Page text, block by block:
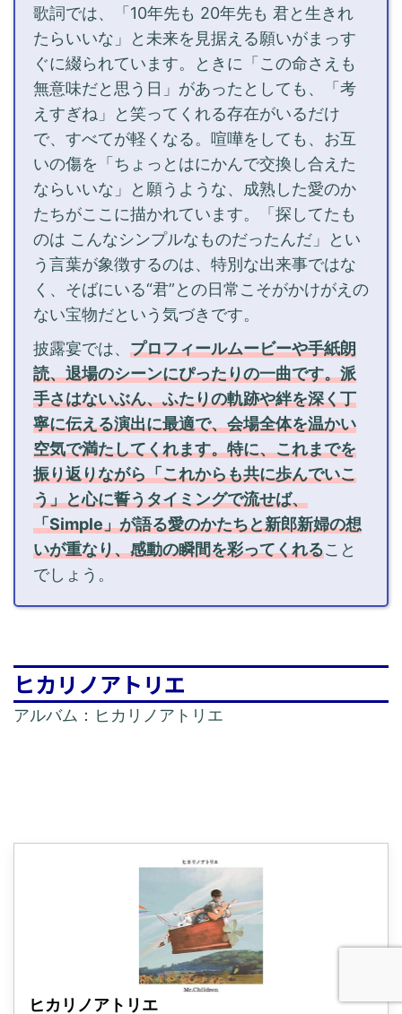
歌詞では、「10年先も 20年先も 君と生きれ
たらいいな」と未来を見据える願いがまっす
ぐに綴られています。ときに「この命さえも
無意味だと思う日」があったとしても、「考
えすぎね」と笑ってくれる存在がいるだけ
で、すべてが軽くなる。喧嘩をしても、お互
いの傷を「ちょっとはにかんで交換し合えた
ならいいな」と願うような、成熟した愛のか
たちがここに描かれています。「探してたも
のは こんなシンプルなものだったんだ」とい
う言葉が象徴するのは、特別な出来事ではな
く、そばにいる“君”との日常こそがかけがえの
ない宝物だという気づきです。
披露宴では、 プロフィールムービーや手紙朗
読、退場のシーンにぴったりの一曲です。派
手さはないぶん、ふたりの軌跡や絆を深く丁
寧に伝える演出に最適で、会場全体を温かい
空気で満たしてくれます。特に、これまでを
振り返りながら「これからも共に歩んでいこ
う」と心に誓うタイミングで流せば、
「Simple」が語る愛のかたちと新郎新婦の想
いが重なり、感動の瞬間を彩ってくれること
でしょう。
ヒカリノアトリエ
アルバム：ヒカリノアトリエ
ヒカリノアトリエ